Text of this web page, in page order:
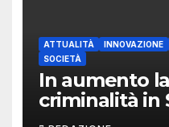
ATTUALITÀ INNOVAZIONE
SOCIETÀ
In aumento
criminalità in